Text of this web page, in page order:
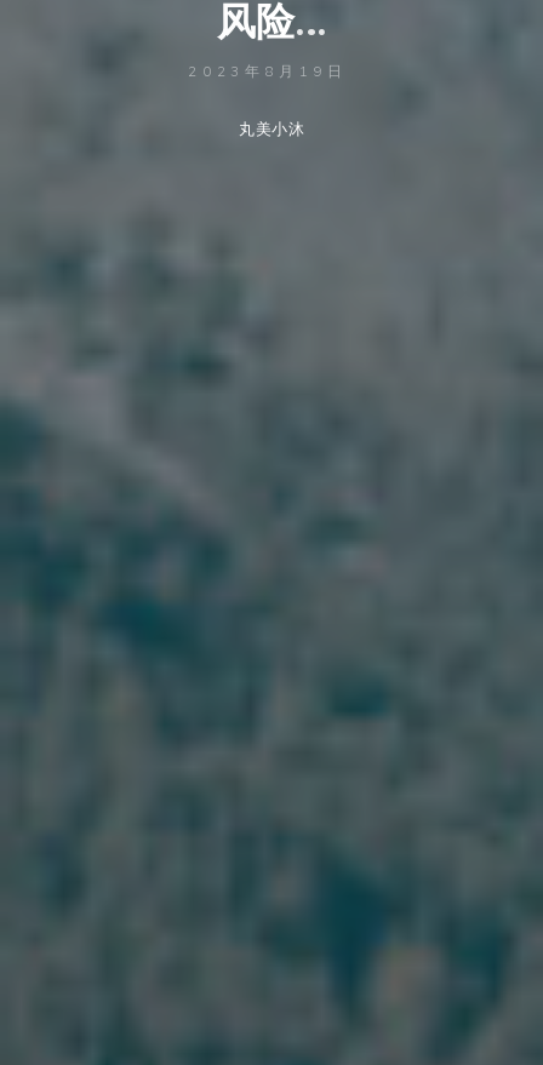
风险…
2023年8月19日
丸美小沐